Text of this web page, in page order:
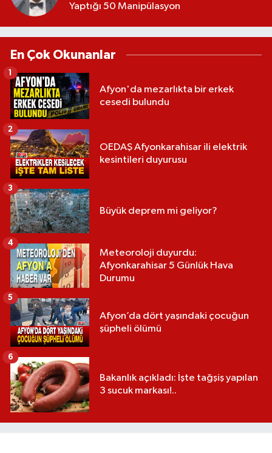
Yaptığı 50 Manipülasyon
En Çok Okunanlar
Afyon'da mezarlıkta bir erkek
cesedi bulundu
1
OEDAŞ Afyonkarahisar ili elektrik
kesintileri duyurusu
2
Büyük deprem mi geliyor?
3
Meteoroloji duyurdu:
Afyonkarahisar 5 Günlük Hava
Durumu
4
Afyon’da dört yaşındaki çocuğun
şüpheli ölümü
5
Bakanlık açıkladı: İşte tağşiş yapılan
3 sucuk markası!..
6